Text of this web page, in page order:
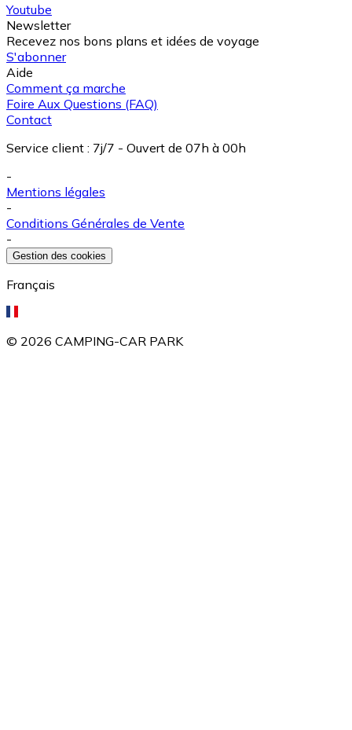
Youtube
Newsletter
Recevez nos bons plans et idées de voyage
S'abonner
Aide
Comment ça marche
Foire Aux Questions (FAQ)
Contact
Service client : 7j/7 - Ouvert de 07h à 00h
-
Mentions légales
-
Conditions Générales de Vente
-
Gestion des cookies
Français
© 2026 CAMPING-CAR PARK